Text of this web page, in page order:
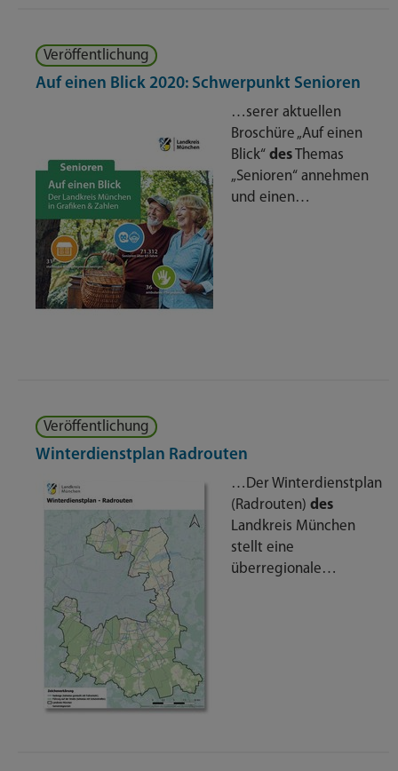
Veröffentlichung
Auf einen Blick 2020: Schwerpunkt Senioren
…serer aktuellen
Broschüre „Auf einen
Blick“ desThemas
„Senioren“ annehmen
und einen…
Veröffentlichung
Winterdienstplan Radrouten
…Der Winterdienstplan
(Radrouten) des
Landkreis München
stellt eine
überregionale…